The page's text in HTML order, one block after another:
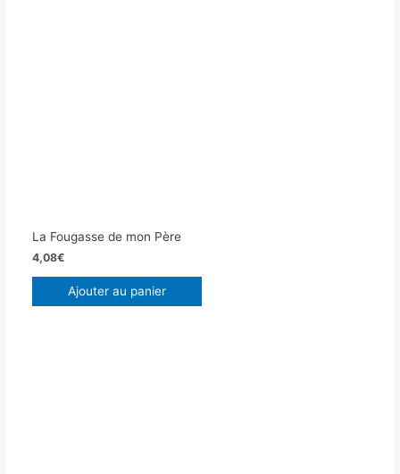
La Fougasse de mon Père
4,08€
Ajouter au panier